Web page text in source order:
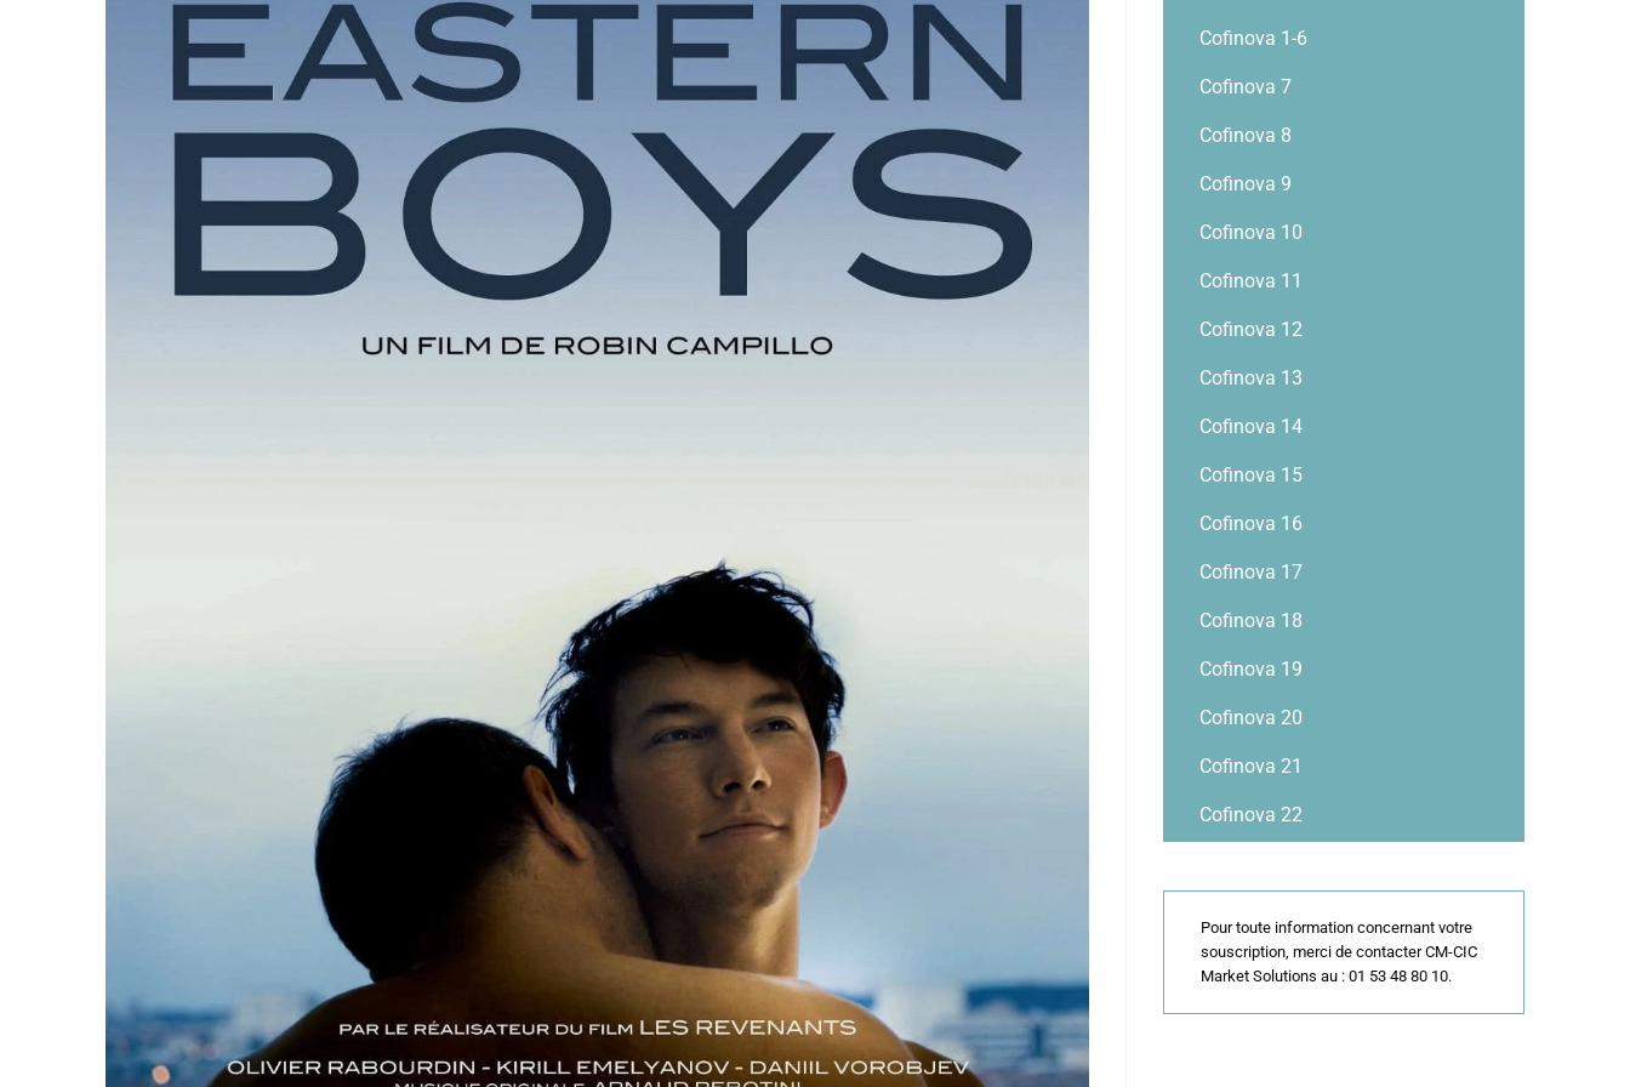
Cofinova 1-6
Cofinova 7
Cofinova 8
Cofinova 9
Cofinova 10
Cofinova 11
Cofinova 12
Cofinova 13
Cofinova 14
Cofinova 15
Cofinova 16
Cofinova 17
Cofinova 18
Cofinova 19
Cofinova 20
Cofinova 21
Cofinova 22
Pour toute information concernant votre
souscription, merci de contacter CM-CIC
Market Solutions au : 01 53 48 80 10.